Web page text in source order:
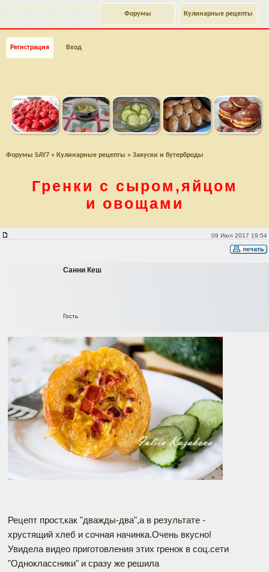
Кулинарные рецепты
Форумы
Регистрация Вход
Форумы SAY7 » Кулинарные рецепты » Закуски и бутерброды
Гренки с сыром,яйцом
и овощами
09 Июл 2017 19:54
Санни Кеш
Гость
Рецепт прост,как "дважды-два",а в результате -
хрустящий хлеб и сочная начинка.Очень вкусно!
Увидела видео приготовления этих гренок в соц.сети
"Одноклассники" и сразу же решила